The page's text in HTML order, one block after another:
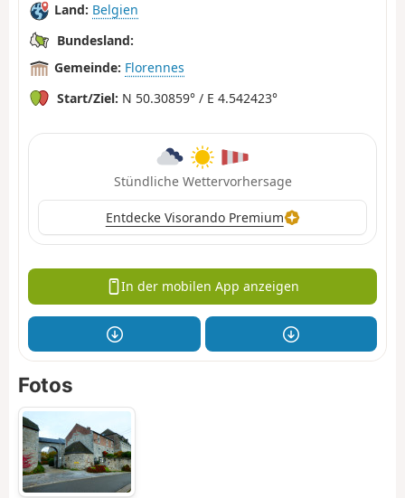
Land: Belgien
Bundesland:
Gemeinde: Florennes
Start/Ziel: N 50.30859° / E 4.542423°
Stündliche Wettervorhersage
Entdecke Visorando Premium
In der mobilen App anzeigen
Fotos